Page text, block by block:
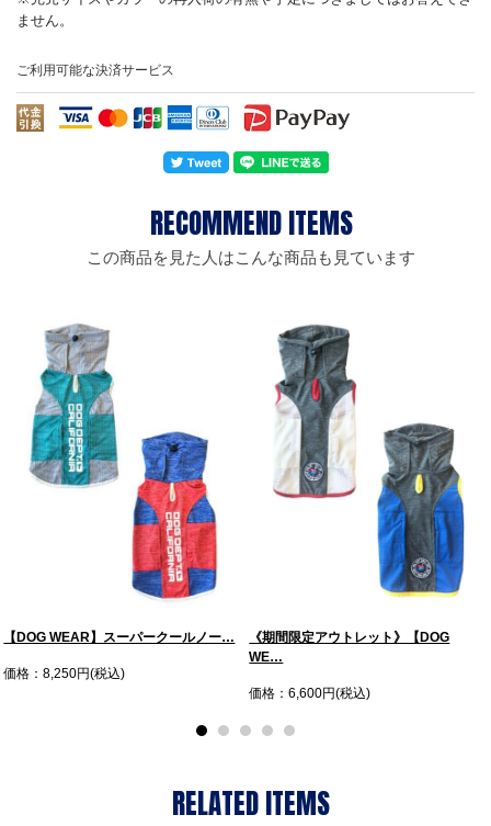
ご利用可能な決済サービス
この商品を見た人はこんな商品も見ています
【DOG WEAR】スーパークールノー…
価格：8,250円(税込)
《期間限定アウトレット》【DOG
WE…
価格：6,600円(税込)